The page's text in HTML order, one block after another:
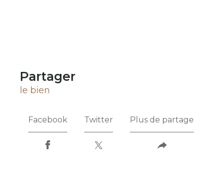
partager
le bien
Facebook Twitter Plus de partage